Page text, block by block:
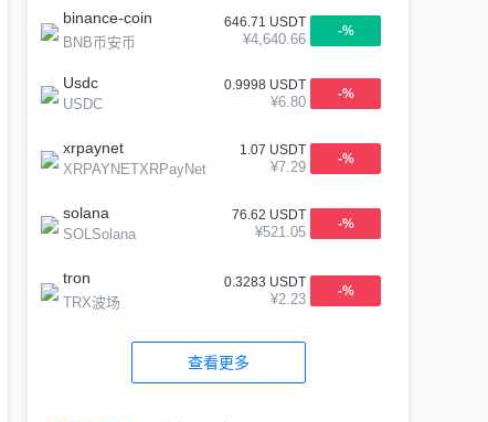
binance-coin
BNB币安币
646.71 USDT
¥4,640.66 -%
Usdc
USDC
0.9998 USDT
¥6.80 -%
xrpaynet
XRPAYNETXRPayNet
1.07 USDT
¥7.29 -%
solana
SOLSolana
76.62 USDT
¥521.05 -%
tron
TRX波场
0.3283 USDT
¥2.23 -%
查看更多